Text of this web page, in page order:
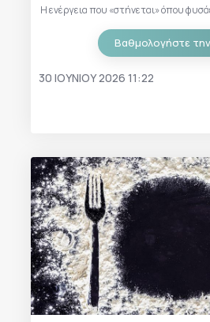
Η ενέργεια που «στήνεται» όπου
Βαθμολογήστε
30 ΙΟΥΝΊΟΥ 2026 11:22